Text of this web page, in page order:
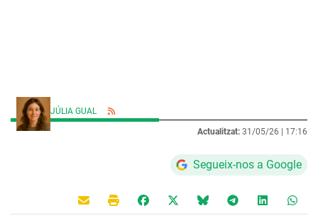
JÚLIA GUAL
Actualitzat: 31/05/26 | 17:16
Segueix-nos a Google